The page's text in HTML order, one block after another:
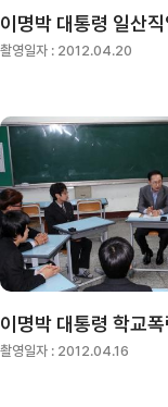
촬영일자 : 2012.04.20
촬영일자 : 2012.04.16